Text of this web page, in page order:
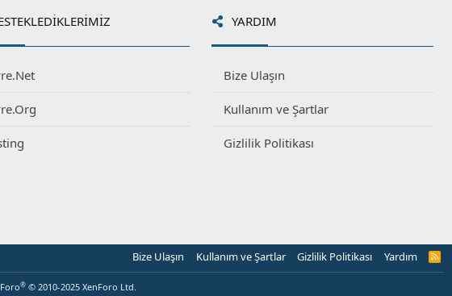
YARDIM
Bize Ulaşın
Kullanım ve Şartlar
Gizlilik Politikası
Bize Ulaşın Kullanım ve Şartlar Gizlilik Politikası Yardım
R
® © 2010-2025 XenForo Ltd.